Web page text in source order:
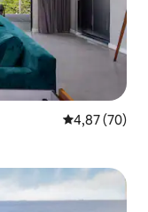
Nilai rata-rata
4,87 (70)